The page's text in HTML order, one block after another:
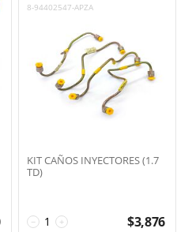
8-94402547-APZA
KIT CAÑOS INYECTORES (1.7
TD)
+
− $3,876